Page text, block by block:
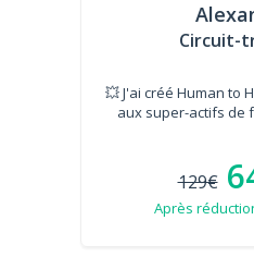
Circuit-
💥 J'ai créé Human to
aux super-actifs de
129€
Après